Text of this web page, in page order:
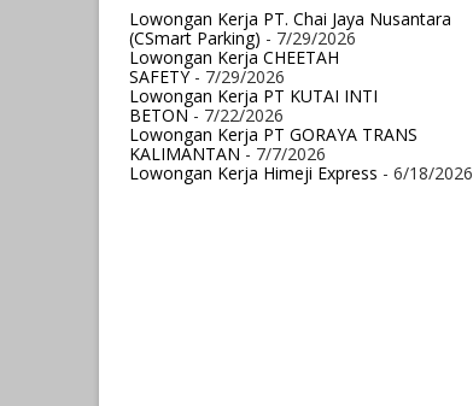
Lowongan Kerja PT. Chai Jaya Nusantara
(CSmart Parking) - 7/29/2026
Lowongan Kerja CHEETAH
SAFETY- 7/29/2026
Lowongan Kerja PT KUTAI INTI
BETON- 7/22/2026
Lowongan Kerja PT GORAYA TRANS
KALIMANTAN- 7/7/2026
Lowongan Kerja Himeji Express - 6/18/2026